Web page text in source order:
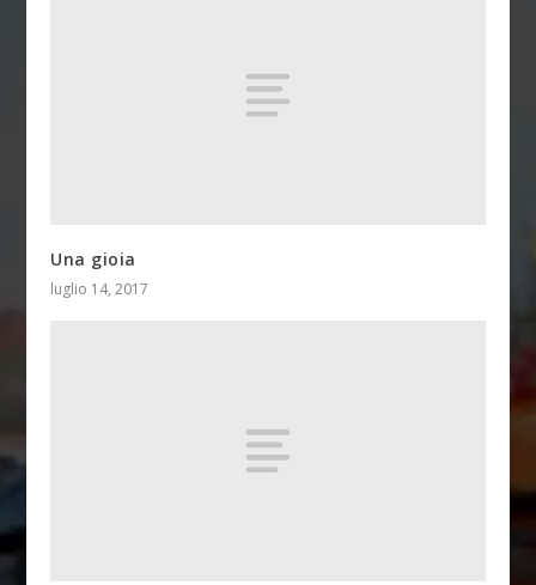
Una gioia
luglio 14, 2017